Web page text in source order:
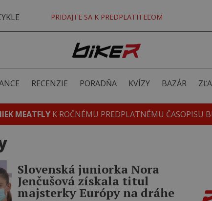
PRIDAJTE SA K PREDPLATITEĽOM
RECENZIE PORADŇA KVÍZY BAZÁR
MEATFLY K ROČNÉMU PREDPLATNÉMU ČASOPISU
Slovenská juniorka Nora
Jenčušová získala titul
majsterky Európy na dráhe